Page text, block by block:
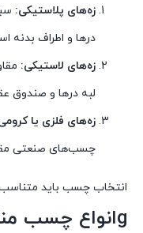
زه‌های پلاستیکی:
درها و اطراف بدنه
زه‌های لاستیکی:
لبه درها و صندوق
زه‌های فلزی یا
چسب‌های صنعتی
انتخاب چسب باید
gانواع چسب